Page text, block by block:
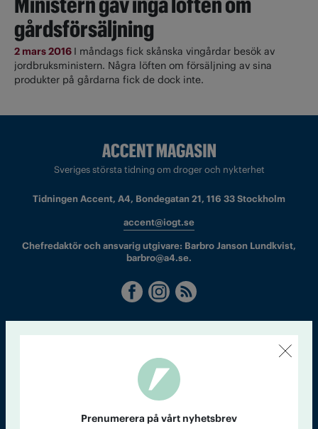
gårdsförsäljning
2 mars 2016 I måndags fick skånska vingårdar besök av
jordbruksministern. Några löften om försäljning av sina
produkter på gårdarna fick de dock inte.
Sveriges största tidning om droger och nykterhet
Tidningen Accent, A4, Bondegatan 21, 116 33 Stockholm
accent@iogt.se
Chefredaktör och ansvarig utgivare: Barbro Janson Lundkvist,
barbro@a4.se.
Accent
Prenumerera på vårt nyhetsbrev